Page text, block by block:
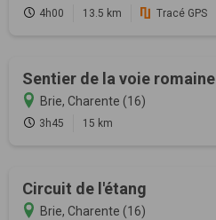
4h00 13.5 km Tracé GPS
Sentier de la voie romaine
Brie, Charente (16)
3h45 15 km
Circuit de l'étang
Brie, Charente (16)